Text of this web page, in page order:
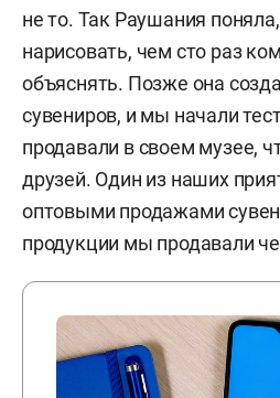
не то. Так Раушания
нарисовать, чем сто раз
объяснять. Позже она
сувениров, и мы начали
продавали в своем музее,
друзей. Один из наших
оптовыми продажами
продукции мы продавали